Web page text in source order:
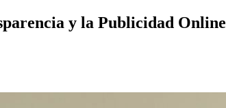
y la Publicidad Online